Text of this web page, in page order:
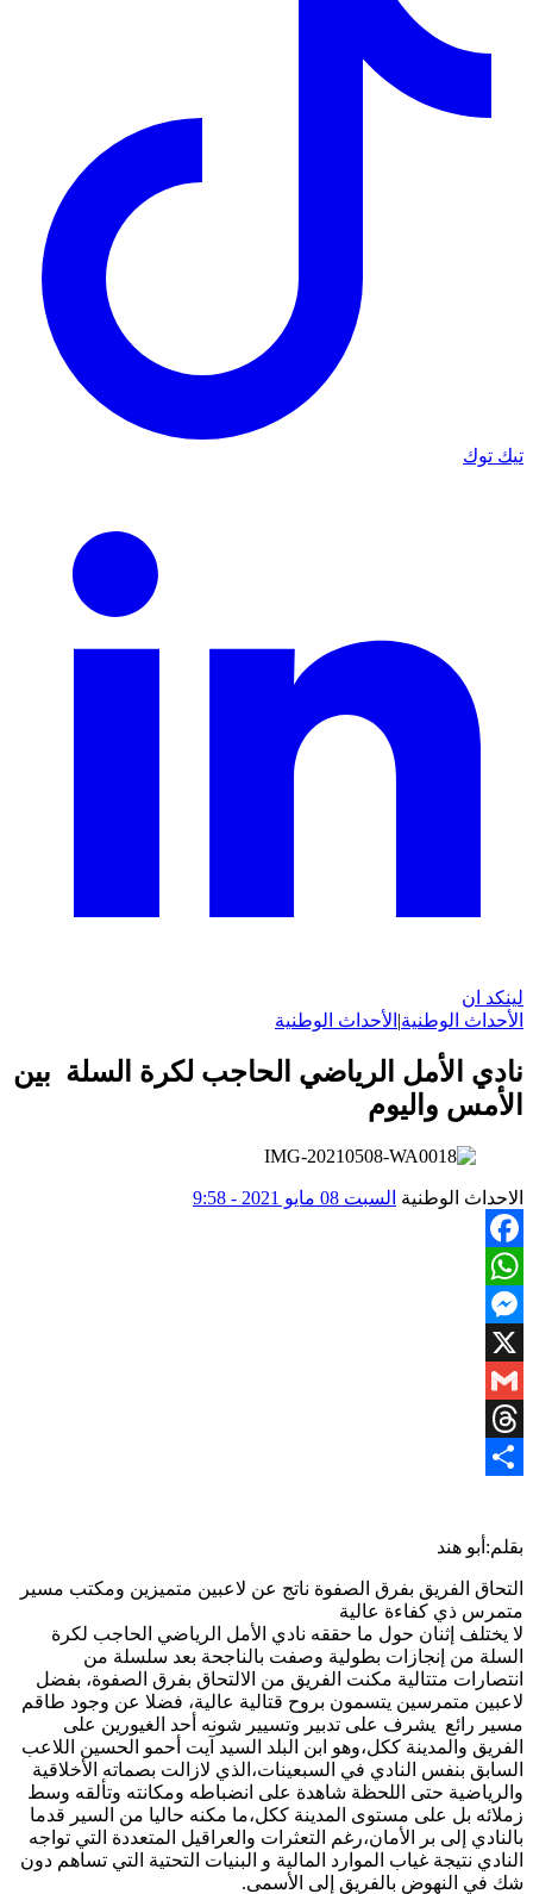
تيك توك
لينكد ان
الأحداث الوطنية| الأحداث الوطنية
نادي الأمل الرياضي الحاجب لكرة السلة بين
الأمس واليوم
الاحداث الوطنية السبت 08 مايو 2021 - 9:58
Facebook
WhatsApp
Messenger
X
Gmail
Threads
بقلم:أبو هند
التحاق الفريق بفرق الصفوة ناتج عن لاعبين متميزين ومكتب مسير
متمرس ذي كفاءة عالية
لا يختلف إثنان حول ما حققه نادي الأمل الرياضي الحاجب لكرة
السلة من إنجازات بطولية وصفت بالناجحة بعد سلسلة من
انتصارات متتالية مكنت الفريق من الالتحاق بفرق الصفوة، بفضل
لاعبين متمرسين يتسمون بروح قتالية عالية، فضلا عن وجود طاقم
مسير رائع يشرف على تدبير وتسيير شونه أحد الغيورين على
الفريق والمدينة ككل،وهو ابن البلد السيد آيت أحمو الحسين اللاعب
السابق بنفس النادي في السبعينات،الذي لازالت بصماته الأخلاقية
والرياضية حتى اللحظة شاهدة على انضباطه ومكانته وتألقه وسط
زملائه بل على مستوى المدينة ككل،ما مكنه حاليا من السير قدما
بالنادي إلى بر الأمان،رغم التعثرات والعراقيل المتعددة التي تواجه
النادي نتيجة غياب الموارد المالية و البنيات التحتية التي تساهم دون
شك في النهوض بالفريق إلى الأسمى.